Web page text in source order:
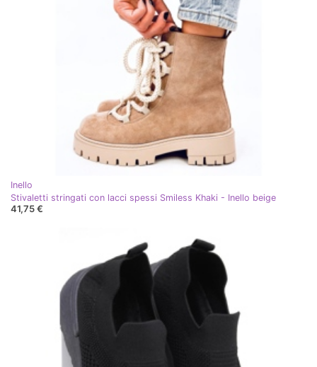
Inello
Stivaletti stringati con lacci spessi Smiless Khaki - Inello beige
41,75 €